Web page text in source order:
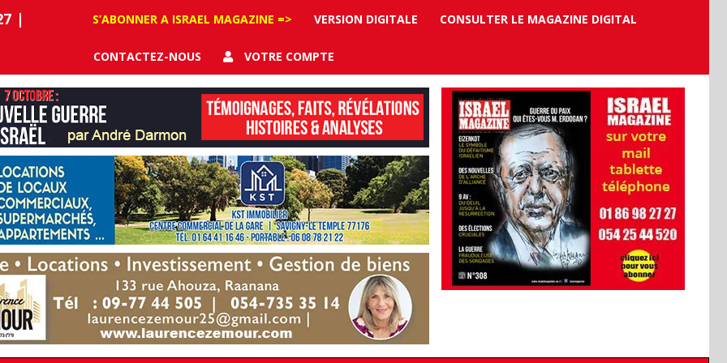
|
S’ABONNER A ISRAEL MAGAZINE => VERSION DIGITALE CONSULTER LE MAGAZINE DIGITAL
CONTACTEZ-NOUS VOTRE COMPTE